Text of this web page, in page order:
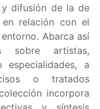
y difusión de la de
relación con el
Abarca así
sobre artistas,
a
o tratados
incorpora